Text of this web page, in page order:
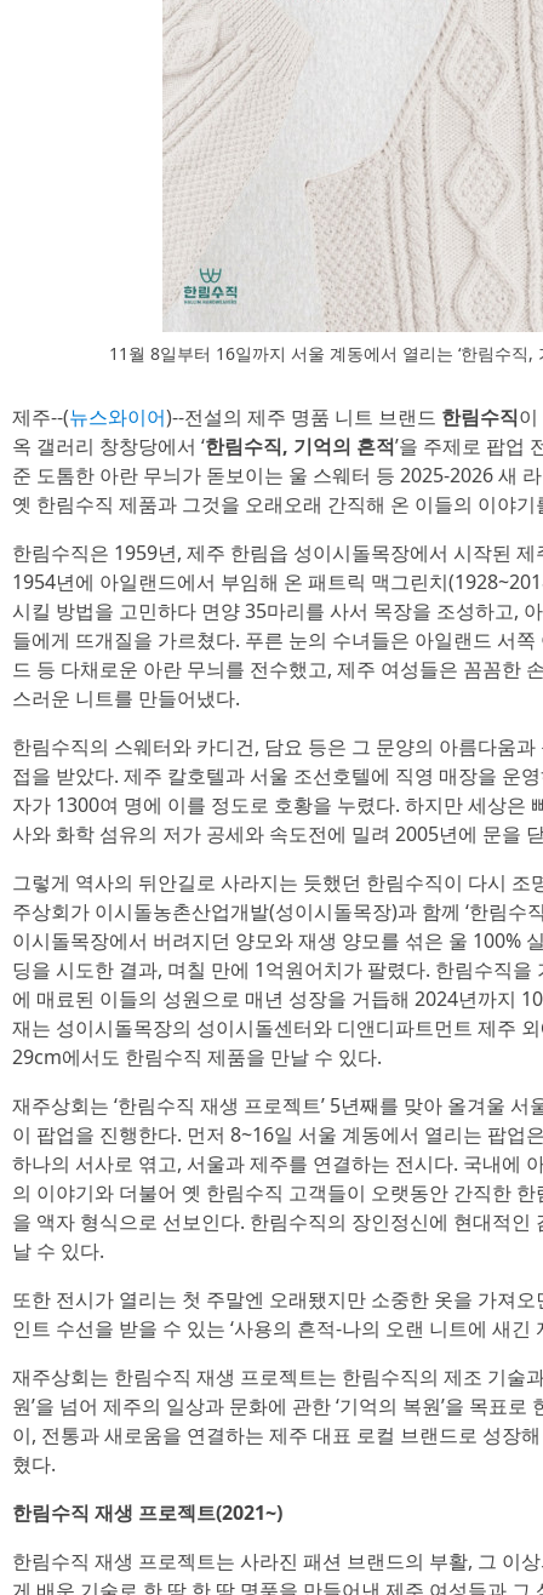
11월 8일부터 16일까지 서울 계동에서 열리는 ‘한림수직,
제주--(뉴스와이어)--전설의 제주 명품 니트 브랜드 한림수직이
옥 갤러리 창창당에서 ‘한림수직, 기억의 흔적’을 주제로 팝업
준 도톰한 아란 무늬가 돋보이는 울 스웨터 등 2025-2026 새
옛 한림수직 제품과 그것을 오래오래 간직해 온 이들의 이야기
한림수직은 1959년, 제주 한림읍 성이시돌목장에서 시작된
1954년에 아일랜드에서 부임해 온 패트릭 맥그린치
시킬 방법을 고민하다 면양 35마리를 사서 목장을 조성하고,
들에게 뜨개질을 가르쳤다. 푸른 눈의 수녀들은 아일랜드 서
드 등 다채로운 아란 무늬를 전수했고, 제주 여성들은 꼼꼼한
스러운 니트를 만들어냈다.
한림수직의 스웨터와 카디건, 담요 등은 그 문양의 아름다움
접을 받았다. 제주 칼호텔과 서울 조선호텔에 직영 매장을 운
자가 1300여 명에 이를 정도로 호황을 누렸다. 하지만 세상은
사와 화학 섬유의 저가 공세와 속도전에 밀려 2005년에 문을
그렇게 역사의 뒤안길로 사라지는 듯했던 한림수직이 다시 조
주상회가 이시돌농촌산업개발(성이시돌목장)과 함께 ‘한림수
이시돌목장에서 버려지던 양모와 재생 양모를 섞은 울 100%
딩을 시도한 결과, 며칠 만에 1억원어치가 팔렸다. 한림수직
에 매료된 이들의 성원으로 매년 성장을 거듭해 2024년까지
재는 성이시돌목장의 성이시돌센터와 디앤디파트먼트 제주
29cm에서도 한림수직 제품을 만날 수 있다.
재주상회는 ‘한림수직 재생 프로젝트’ 5년째를 맞아 올겨울
이 팝업을 진행한다. 먼저 8~16일 서울 계동에서 열리는 팝업
하나의 서사로 엮고, 서울과 제주를 연결하는 전시다. 국내에
의 이야기와 더불어 옛 한림수직 고객들이 오랫동안 간직한
을 액자 형식으로 선보인다. 한림수직의 장인정신에 현대적
날 수 있다.
또한 전시가 열리는 첫 주말엔 오래됐지만 소중한 옷을 가져
인트 수선을 받을 수 있는 ‘사용의 흔적-나의 오랜 니트에 새긴
재주상회는 한림수직 재생 프로젝트는 한림수직의 제조 기술
원’을 넘어 제주의 일상과 문화에 관한 ‘기억의 복원’을 목표
이, 전통과 새로움을 연결하는 제주 대표 로컬 브랜드로 성장
혔다.
한림수직 재생 프로젝트(2021~)
한림수직 재생 프로젝트는 사라진 패션 브랜드의 부활, 그 이